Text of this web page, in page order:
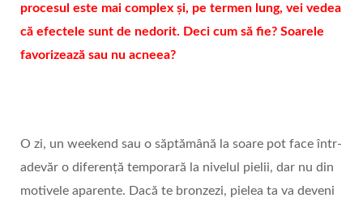
procesul este mai complex și, pe termen lung, vei vedea
că efectele sunt de nedorit. Deci cum să fie? Soarele
favorizează sau nu acneea?
O zi, un weekend sau o săptămână la soare pot face într-
adevăr o diferență temporară la nivelul pielii, dar nu din
motivele aparente. Dacă te bronzezi, pielea ta va deveni